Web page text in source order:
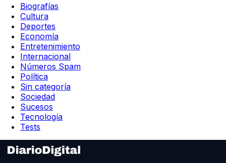
Biografías
Cultura
Deportes
Economía
Entretenimiento
Internacional
Números Spam
Política
Sin categoría
Sociedad
Sucesos
Tecnología
Tests